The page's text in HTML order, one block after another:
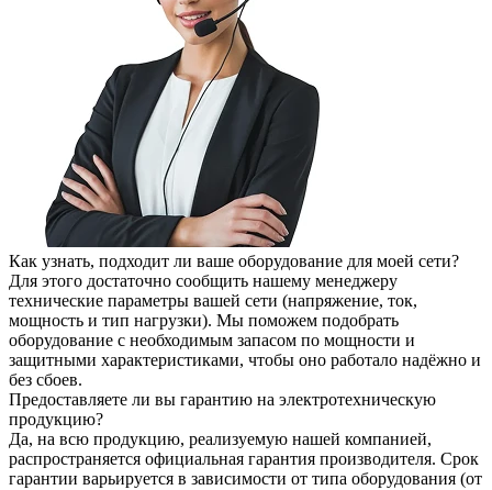
Как узнать, подходит ли ваше оборудование для моей сети?
Для этого достаточно сообщить нашему менеджеру
технические параметры вашей сети (напряжение, ток,
мощность и тип нагрузки). Мы поможем подобрать
оборудование с необходимым запасом по мощности и
защитными характеристиками, чтобы оно работало надёжно и
без сбоев.
Предоставляете ли вы гарантию на электротехническую
продукцию?
Да, на всю продукцию, реализуемую нашей компанией,
распространяется официальная гарантия производителя. Срок
гарантии варьируется в зависимости от типа оборудования (от